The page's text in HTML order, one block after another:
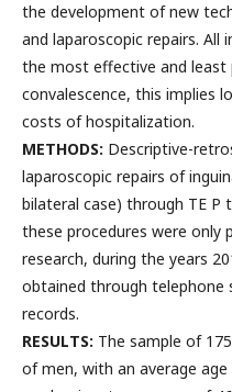
the development of new
and laparoscopic repairs.
the most effective and least
convalescence, this implies
costs of hospitalization.
METHODS: Descriptive-
laparoscopic repairs of
bilateral case) through TE
these procedures were
research, during the years
obtained through telephone
records.
RESULTS: The sample of
of men, with an average